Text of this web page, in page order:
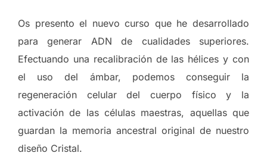
Os presento el nuevo curso que he desarrollado
para generar ADN de cualidades superiores.
Efectuando una recalibración de las hélices y con
el uso del ámbar, podemos conseguir la
regeneración celular del cuerpo físico y la
activación de las células maestras, aquellas que
guardan la memoria ancestral original de nuestro
diseño Cristal.